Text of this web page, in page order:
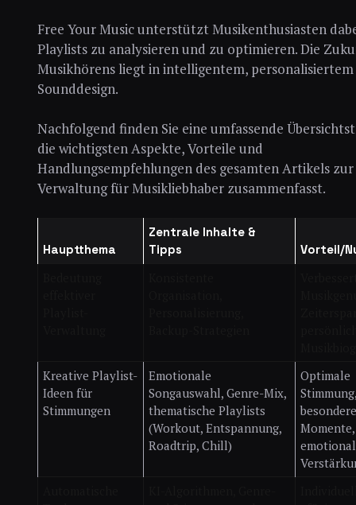
Free Your Music unterstützt Musikenthusiasten
Playlists zu analysieren und zu optimieren. Die
Musikhörens liegt in intelligentem, personalisiertem
Sounddesign.
Nachfolgend finden Sie eine umfassende
die wichtigsten Aspekte, Vorteile und
Handlungsempfehlungen des gesamten Artikels
Verwaltung für Musikliebhaber zusammenfasst.
Hauptthema
Zentrale Inhalte &
Tipps
Vorteil/
Kreative Playlist-
Ideen für
Stimmungen
Emotionale
Songauswahl, Genre-Mix,
thematische Playlists
(Workout, Entspannung,
Roadtrip, Chill)
Optimale
besondere
Momente,